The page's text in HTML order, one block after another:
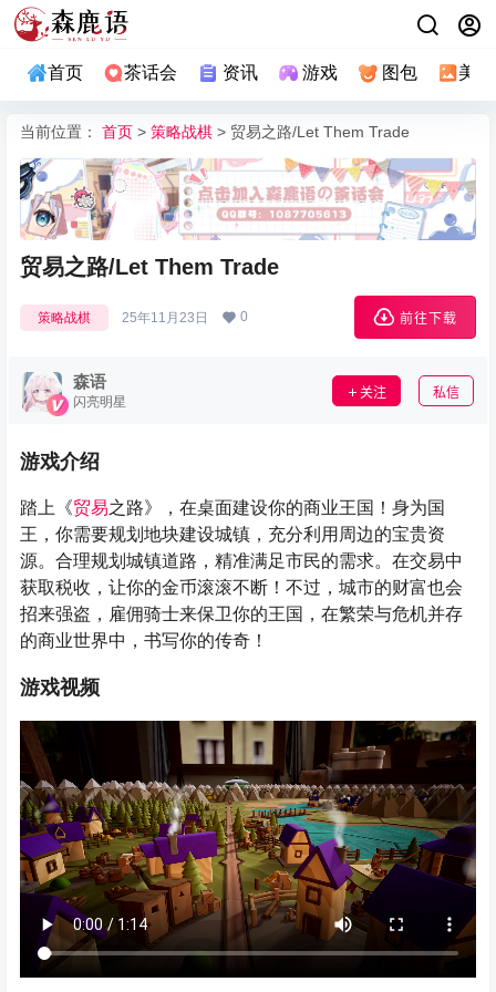
首页 茶话会 资讯 游戏 图包 美图
当前位置： 首页 > 策略战棋 > 贸易之路/Let Them Trade
贸易之路/Let Them Trade
策略战棋 25年11月23日 0 前往下载
森语
闪亮明星
关注 私信
游戏介绍
踏上《贸易之路》，在桌面建设你的商业王国！身为国
王，你需要规划地块建设城镇，充分利用周边的宝贵资
源。合理规划城镇道路，精准满足市民的需求。在交易中
获取税收，让你的金币滚滚不断！不过，城市的财富也会
招来强盗，雇佣骑士来保卫你的王国，在繁荣与危机并存
的商业世界中，书写你的传奇！
游戏视频